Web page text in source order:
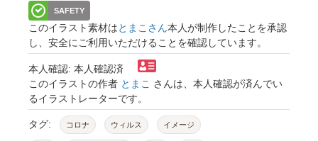
SAFETY
このイラスト素材はとまこさん本人が制作したことを承認
し、安全にご利用いただけることを確認しています。
本人確認: 本人確認済
このイラストの作者 とまこ さんは、本人確認が済んでい
るイラストレーターです。
タグ: コロナ ウィルス イメージ